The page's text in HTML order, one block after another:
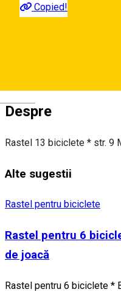
Copied!
Despre
Rastel 13 biciclete * str. 9
Alte sugestii
Rastel pentru biciclete
Rastel pentru 6
de joacă
Rastel pentru 6 biciclete *